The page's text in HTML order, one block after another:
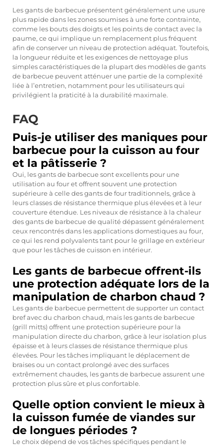
Les gants de barbecue présentent généralement une usure
plus rapide dans les zones soumises à une forte contrainte,
comme les bouts des doigts et les points de contact avec la
paume, ce qui implique un remplacement plus fréquent
afin de conserver un niveau de protection adéquat. Toutefois,
la longueur réduite et les exigences de nettoyage plus
simples caractéristiques de la plupart des modèles de gants
de barbecue peuvent atténuer une partie de la complexité
liée à l’entretien, notamment pour les utilisateurs qui
privilégient la praticité à la durabilité maximale.
FAQ
Puis-je utiliser des maniques pour
barbecue pour la cuisson au four
et la pâtisserie ?
Oui, les gants de barbecue sont excellents pour une
utilisation au four et offrent souvent une protection
supérieure à celle des gants de four traditionnels, grâce à
leurs classes de résistance thermique plus élevées et à leur
couverture étendue. Les niveaux de résistance à la chaleur
des gants de barbecue de qualité dépassent généralement
ceux rencontrés dans les applications domestiques au four,
ce qui les rend polyvalents tant pour le grillage en extérieur
que pour les tâches de cuisson en intérieur.
Les gants de barbecue offrent-ils
une protection adéquate lors de la
manipulation de charbon chaud ?
Les gants de barbecue permettent de supporter un contact
bref avec du charbon chaud, mais les gants de barbecue
(grill mitts) offrent une protection supérieure pour la
manipulation directe du charbon, grâce à leur isolation plus
épaisse et à leurs classes de résistance thermique plus
élevées. Pour les tâches impliquant le déplacement de
braises ou un contact prolongé avec des surfaces
extrêmement chaudes, les gants de barbecue assurent une
protection plus sûre et plus confortable.
Quelle option convient le mieux à
la cuisson fumée de viandes sur
de longues périodes ?
Le choix dépend de vos tâches spécifiques pendant le